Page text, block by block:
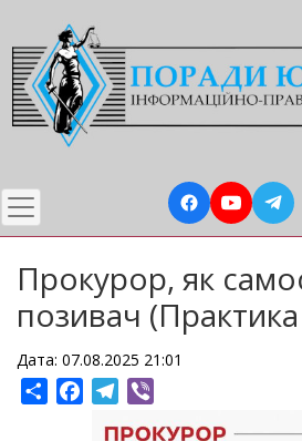
до
основного
вмісту
Прокурор, як
позивач
Дата: 07.08.2025 21:01
ShareFacebookTelegram